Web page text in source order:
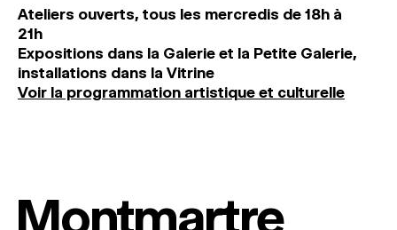
Ateliers ouverts, tous les mercredis de 18h à
21h
Expositions dans la Galerie et la Petite Galerie,
installations dans la Vitrine
Voir la programmation artistique et culturelle
Montmartre